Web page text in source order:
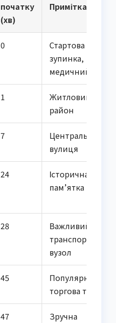
початку
(хв)
Примітка
0
Стартова
зупинка,
медичний хаб
1
Житловий
район
7
Центральна
вулиця
24
Історична
пам’ятка
28
Важливий
транспортний
вузол
45
Популярна
торгова точка
47
Зручна